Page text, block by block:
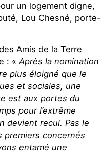
un logement digne,
Lou Chesné, porte-
Amis de la Terre
: « Après la nomination
plus éloigné que le
et sociales, une
est aux portes du
pour l’extrême
devient recul. Pas le
premiers concernés
entamé une